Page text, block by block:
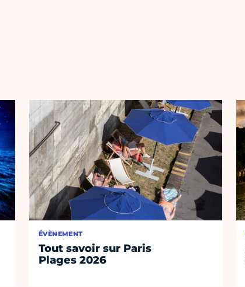
ÉVÈNEMENT
Tout savoir sur Paris
Plages 2026